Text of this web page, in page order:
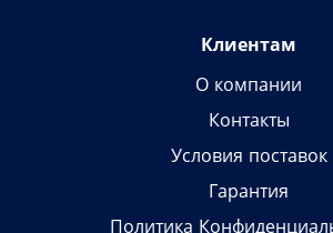
Клиентам
О компании
Контакты
Условия поставок
Гарантия
Политика